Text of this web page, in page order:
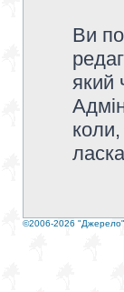
Ви
який
©2006-2026 "Джерело"